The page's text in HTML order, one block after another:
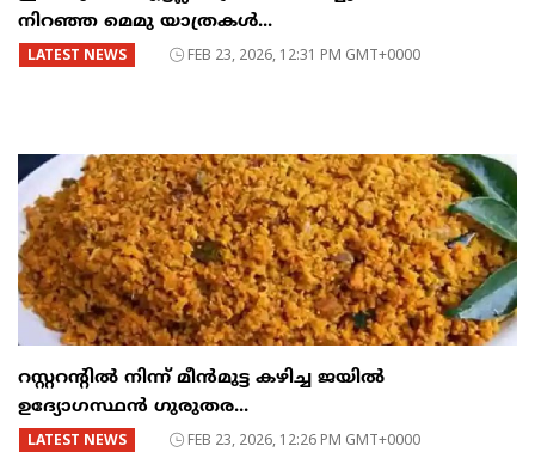
നിറഞ്ഞ മെമു യാത്രകൾ...
LATEST NEWS FEB 23, 2026, 12:31 PM GMT+0000
റസ്റ്ററന്റില്‍ നിന്ന് മീന്‍മുട്ട കഴിച്ച ജയില്‍
ഉദ്യോഗസ്ഥന്‍ ഗുരുതര...
LATEST NEWS FEB 23, 2026, 12:26 PM GMT+0000